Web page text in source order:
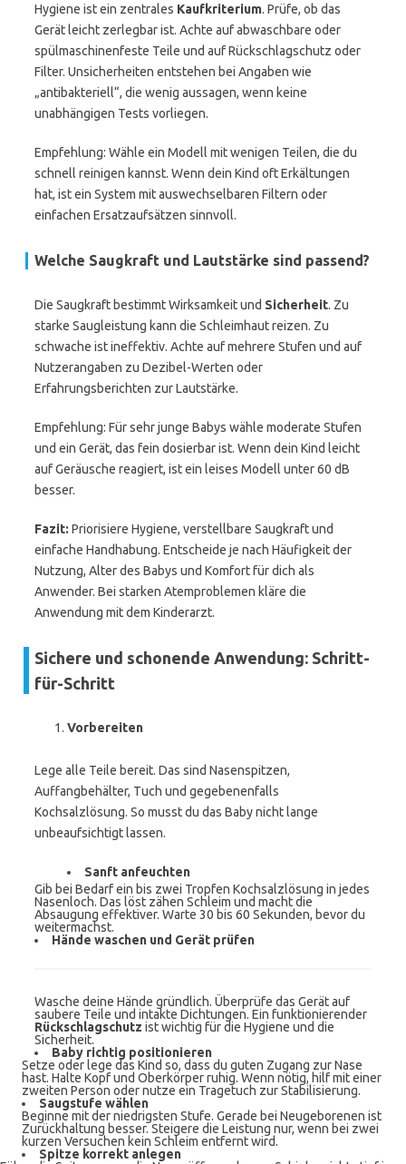
Hygiene ist ein zentrales Kaufkriterium. Prüfe, ob das
Gerät leicht zerlegbar ist. Achte auf abwaschbare oder
spülmaschinenfeste Teile und auf Rückschlagschutz oder
Filter. Unsicherheiten entstehen bei Angaben wie
„antibakteriell“, die wenig aussagen, wenn keine
unabhängigen Tests vorliegen.
Empfehlung: Wähle ein Modell mit wenigen Teilen, die du
schnell reinigen kannst. Wenn dein Kind oft Erkältungen
hat, ist ein System mit auswechselbaren Filtern oder
einfachen Ersatzaufsätzen sinnvoll.
Welche Saugkraft und Lautstärke sind passend?
Die Saugkraft bestimmt Wirksamkeit und Sicherheit. Zu
starke Saugleistung kann die Schleimhaut reizen. Zu
schwache ist ineffektiv. Achte auf mehrere Stufen und auf
Nutzerangaben zu Dezibel-Werten oder
Erfahrungsberichten zur Lautstärke.
Empfehlung: Für sehr junge Babys wähle moderate Stufen
und ein Gerät, das fein dosierbar ist. Wenn dein Kind leicht
auf Geräusche reagiert, ist ein leises Modell unter 60 dB
besser.
Fazit: Priorisiere Hygiene, verstellbare Saugkraft und
einfache Handhabung. Entscheide je nach Häufigkeit der
Nutzung, Alter des Babys und Komfort für dich als
Anwender. Bei starken Atemproblemen kläre die
Anwendung mit dem Kinderarzt.
Sichere und schonende Anwendung: Schritt-
für-Schritt
Vorbereiten
Lege alle Teile bereit. Das sind Nasenspitzen,
Auffangbehälter, Tuch und gegebenenfalls
Kochsalzlösung. So musst du das Baby nicht lange
unbeaufsichtigt lassen.
Sanft anfeuchten
Gib bei Bedarf ein bis zwei Tropfen Kochsalzlösung in jedes
Nasenloch. Das löst zähen Schleim und macht die
Absaugung effektiver. Warte 30 bis 60 Sekunden, bevor du
weitermachst.
Hände waschen und Gerät prüfen
Wasche deine Hände gründlich. Überprüfe das Gerät auf
saubere Teile und intakte Dichtungen. Ein funktionierender
Rückschlagschutz ist wichtig für die Hygiene und die
Sicherheit.
Baby richtig positionieren
Setze oder lege das Kind so, dass du guten Zugang zur Nase
hast. Halte Kopf und Oberkörper ruhig. Wenn nötig, hilf mit einer
zweiten Person oder nutze ein Tragetuch zur Stabilisierung.
Saugstufe wählen
Beginne mit der niedrigsten Stufe. Gerade bei Neugeborenen ist
Zurückhaltung besser. Steigere die Leistung nur, wenn bei zwei
kurzen Versuchen kein Schleim entfernt wird.
Spitze korrekt anlegen